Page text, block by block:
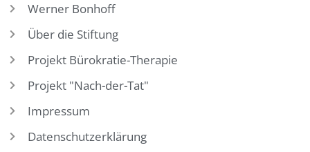
Werner Bonhoff
Über die Stiftung
Projekt Bürokratie-Therapie
Projekt "Nach-der-Tat"
Impressum
Datenschutzerklärung